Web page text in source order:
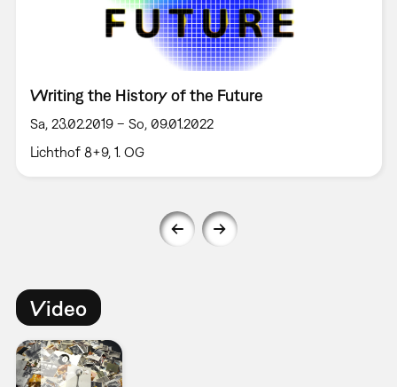
Writing the History of the Future
Sa, 23.02.2019 – So, 09.01.2022
Lichthof 8+9, 1. OG
Video